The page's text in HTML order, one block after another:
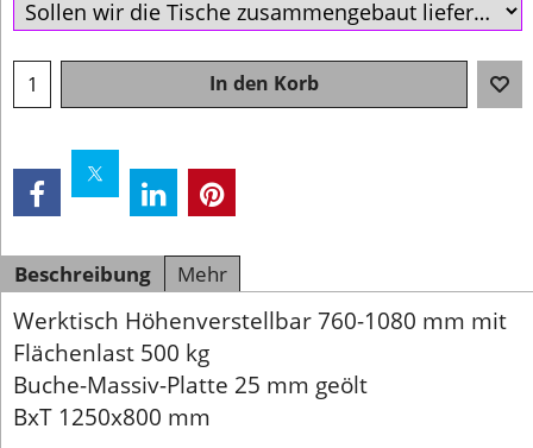
In den Korb
Beschreibung Mehr
Werktisch Höhenverstellbar 760-1080 mm mit
Flächenlast 500 kg
Buche-Massiv-Platte 25 mm geölt
BxT 1250x800 mm